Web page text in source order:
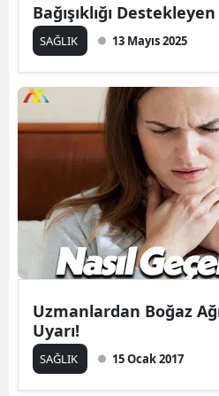
Bağışıklığı
SAĞLIK 13 Mayıs 2025
Uzmanlardan Boğaz
Uyarı!
SAĞLIK 15 Ocak 2017